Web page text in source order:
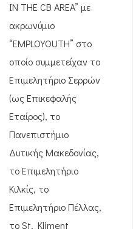
IN THE CB AREA” με
ακρωνύμιο
“EMPLOYOUTH” στο
οποίο συμμετείχαν το
Επιμελητήριο Σερρών
(ως Επικεφαλής
Εταίρος), το
Πανεπιστήμιο
Δυτικής Μακεδονίας,
το Επιμελητήριο
Κιλκίς, το
Επιμελητήριο Πέλλας,
το St. Kliment